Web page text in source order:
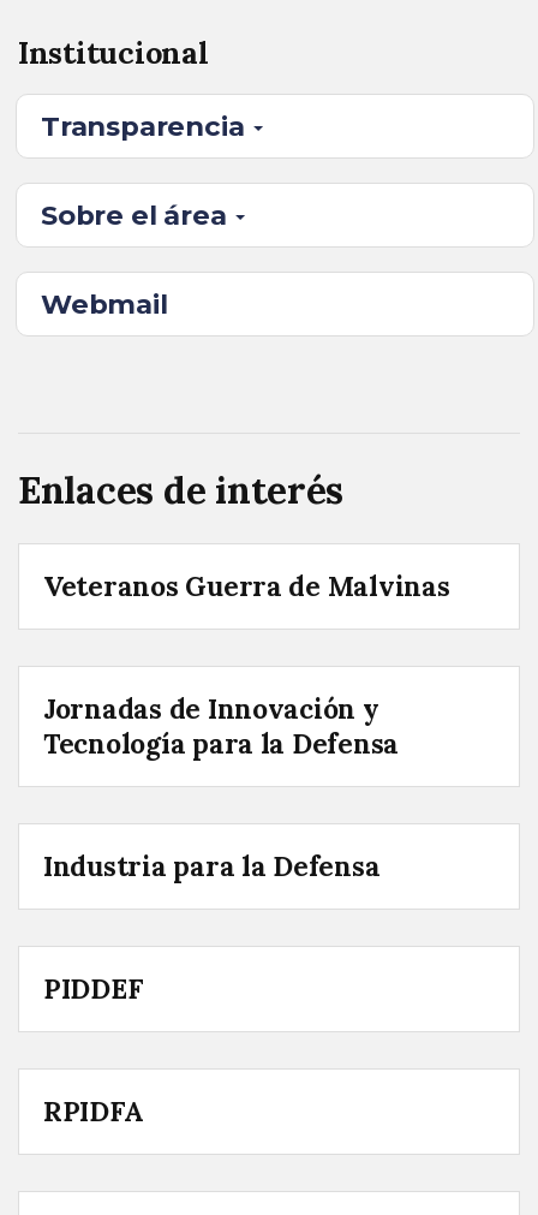
Institucional
Transparencia
Sobre el área
Webmail
Enlaces de interés
Veteranos Guerra de Malvinas
Jornadas de Innovación y
Tecnología para la Defensa
Industria para la Defensa
PIDDEF
RPIDFA